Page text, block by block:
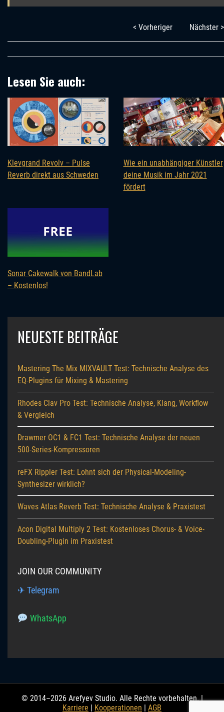
< Vorheriger Nächster >
Lesen Sie auch:
Klevgrand Revolv – Pulse
Reverb direkt aus Schweden
Wie ein unabhängiger Künstler
deine Musik im Jahr 2021
fördert
Sonar Cakewalk von BandLab
– Kostenlos!
NEUESTE BEITRÄGE
Mastering The Mix MIXVAULT Test: Technische Analyse des
EQ-Plugins für Mixing & Mastering
Rhodes Clav Pro Test: Technische Analyse, Klang, Workflow
& Vergleich
Drawmer OC1 & FC1 Test: Technische Analyse der neuen
500-Series-Kompressoren
reFX Rippler Test: Lohnt sich der Physical-Modeling-
Synthesizer wirklich?
Waves Atlas Reverb Test: Technische Analyse & Praxistest
Acon Digital Multiply 2 Test: Kostenloses Chorus- & Voice-
Doubling-Plugin im Praxistest
JOIN OUR COMMUNITY
✈ Telegram
WhatsApp
© 2014–2026 Arefyev Studio. Alle Rechte vorbehalten. |
Karriere
Kooperationen AGB